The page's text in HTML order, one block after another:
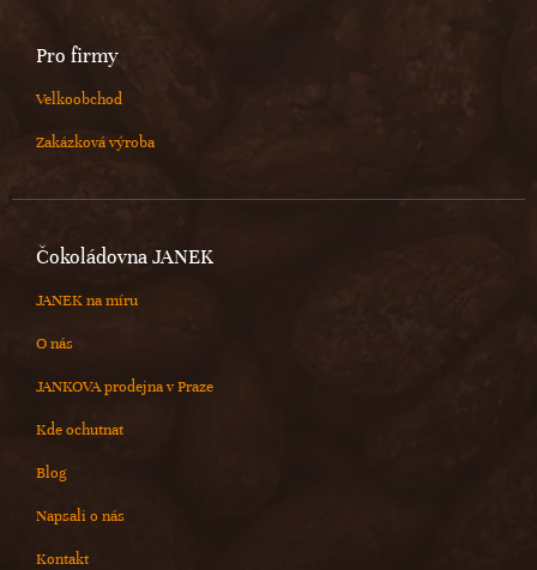
Pro firmy
Velkoobchod
Zakázková výroba
Čokoládovna JANEK
JANEK na míru
O nás
JANKOVA prodejna v Praze
Kde ochutnat
Blog
Napsali o nás
Kontakt